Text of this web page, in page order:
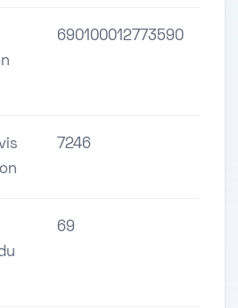
690100012773590
7246
69